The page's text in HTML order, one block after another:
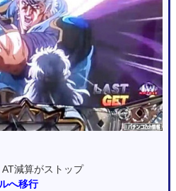
減算がストップ
へ移行